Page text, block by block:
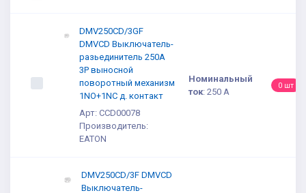
DMV250CD/3GF
DMVCD Выключатель-
разьединитель 250A
3P выносной
поворотный механизм
1NO+1NC д. контакт
Арт: CCD00078
Производитель:
EATON
Номинальный
ток: 250 A
0 шт
DMV250CD/3F DMVCD
Выключатель-